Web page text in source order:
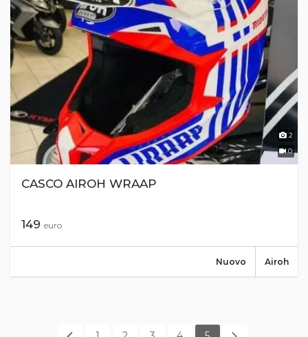
2
0
CASCO AIROH WRAAP
149 euro
Airoh
Nuovo